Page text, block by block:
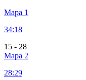
Mapa 1
34:18
15 - 28
Mapa 2
28:29